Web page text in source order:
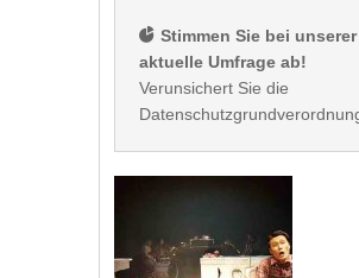
Stimmen Sie bei unserer
aktuelle Umfrage ab!
Verunsichert Sie die